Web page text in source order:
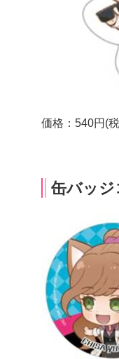
価格：540円(
缶バッ